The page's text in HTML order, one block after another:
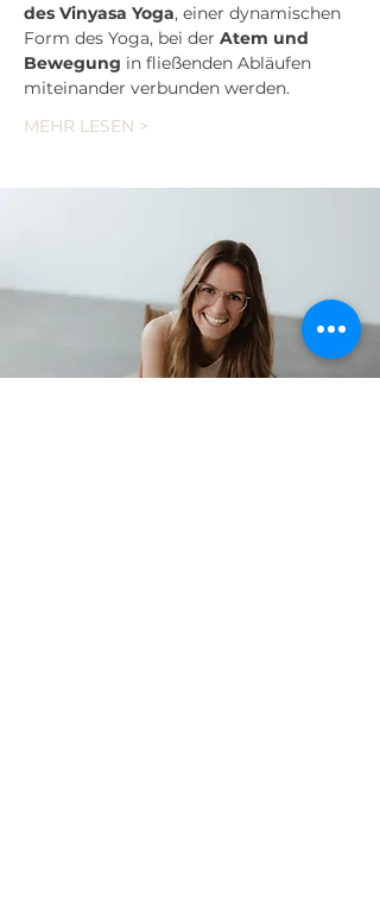
des Vinyasa Yoga, einer dynamischen
Form des Yoga, bei der Atem und
Bewegung in fließenden Abläufen
miteinander verbunden werden.
MEHR LESEN >